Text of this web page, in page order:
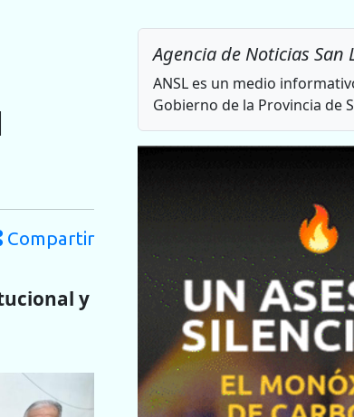
Compartir
y
Agencia de Noticias San
ANSL es un medio
Gobierno de la Provincia de